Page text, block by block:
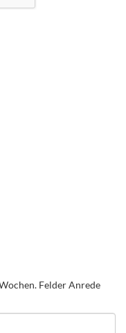
Felder Anrede